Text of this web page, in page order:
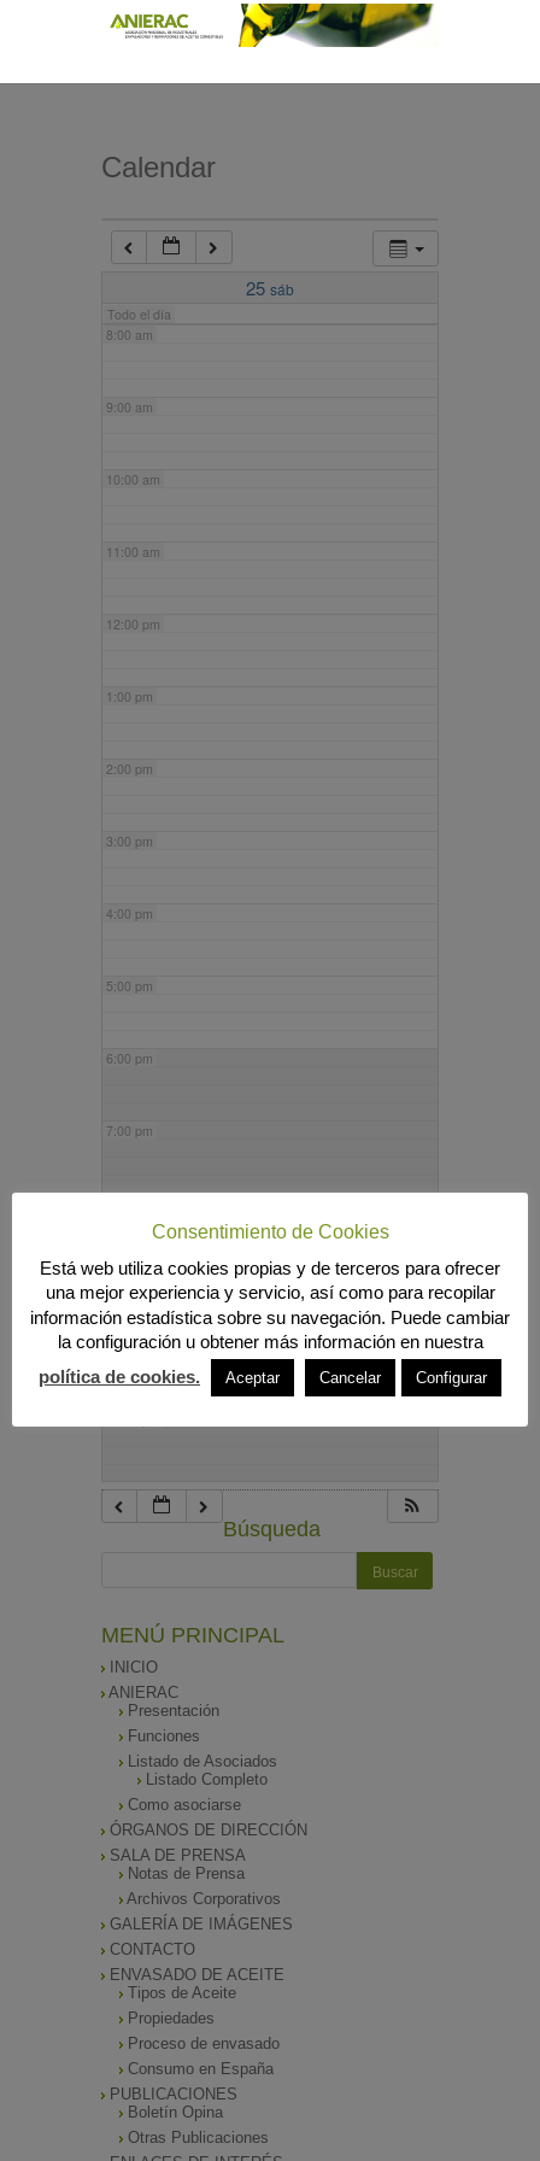
Calendar
25 sáb
Todo el día
7:00 am
8:00 am
9:00 am
10:00 am
11:00 am
12:00 pm
1:00 pm
2:00 pm
3:00 pm
4:00 pm
5:00 pm
6:00 pm
7:00 pm
9:00 pm
10:00 pm
Búsqueda
MENÚ PRINCIPAL
INICIO
ANIERAC
Presentación
Funciones
Listado de Asociados
Listado Completo
Como asociarse
ÓRGANOS DE DIRECCIÓN
SALA DE PRENSA
Notas de Prensa
Archivos Corporativos
GALERÍA DE IMÁGENES
CONTACTO
ENVASADO DE ACEITE
Tipos de Aceite
Propiedades
Proceso de envasado
Consumo en España
PUBLICACIONES
Boletín Opina
Otras Publicaciones
Consentimiento de Cookies
Está web utiliza cookies propias y de terceros para ofrecer
una mejor experiencia y servicio, así como para recopilar
información estadística sobre su navegación. Puede cambiar
la configuración u obtener más información en nuestra
política de cookies.
Aceptar Cancelar Configurar